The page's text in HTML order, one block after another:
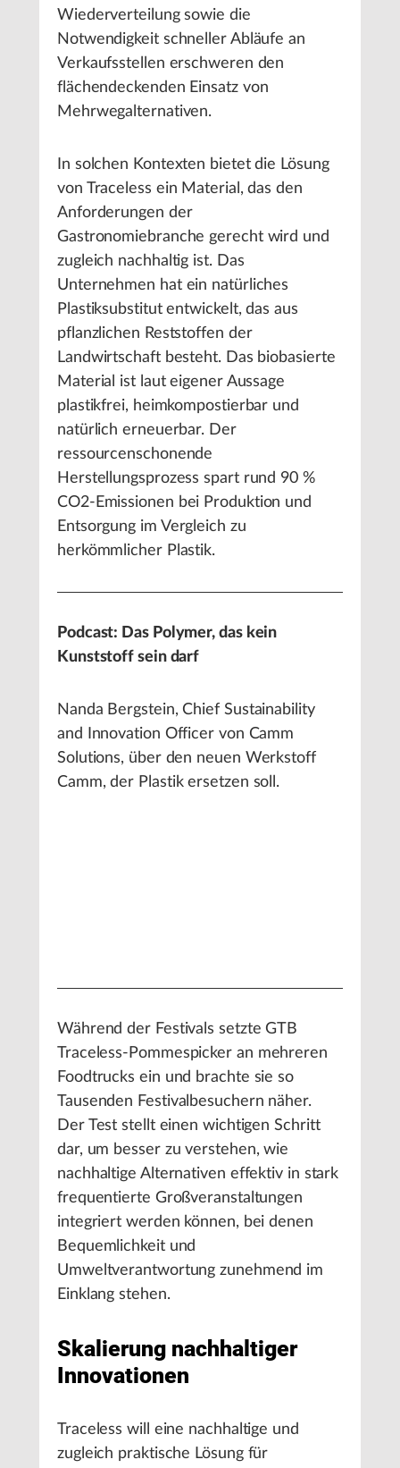
Wiederverteilung sowie die
Notwendigkeit schneller Abläufe an
Verkaufsstellen erschweren den
flächendeckenden Einsatz von
Mehrwegalternativen.
In solchen Kontexten bietet die Lösung
von Traceless ein Material, das den
Anforderungen der
Gastronomiebranche gerecht wird und
zugleich nachhaltig ist. Das
Unternehmen hat ein natürliches
Plastiksubstitut entwickelt, das aus
pflanzlichen Reststoffen der
Landwirtschaft besteht. Das biobasierte
Material ist laut eigener Aussage
plastikfrei, heimkompostierbar und
natürlich erneuerbar. Der
ressourcenschonende
Herstellungsprozess spart rund 90 %
CO2-Emissionen bei Produktion und
Entsorgung im Vergleich zu
herkömmlicher Plastik.
Podcast: Das Polymer, das kein
Kunststoff sein darf
Nanda Bergstein, Chief Sustainability
and Innovation Officer von Camm
Solutions, über den neuen Werkstoff
Camm, der Plastik ersetzen soll.
Während der Festivals setzte GTB
Traceless-Pommespicker an mehreren
Foodtrucks ein und brachte sie so
Tausenden Festivalbesuchern näher.
Der Test stellt einen wichtigen Schritt
dar, um besser zu verstehen, wie
nachhaltige Alternativen effektiv in stark
frequentierte Großveranstaltungen
integriert werden können, bei denen
Bequemlichkeit und
Umweltverantwortung zunehmend im
Einklang stehen.
Skalierung nachhaltiger
Innovationen
Traceless will eine nachhaltige und
zugleich praktische Lösung für